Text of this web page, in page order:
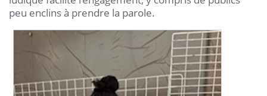
peu enclins à prendre la parole.